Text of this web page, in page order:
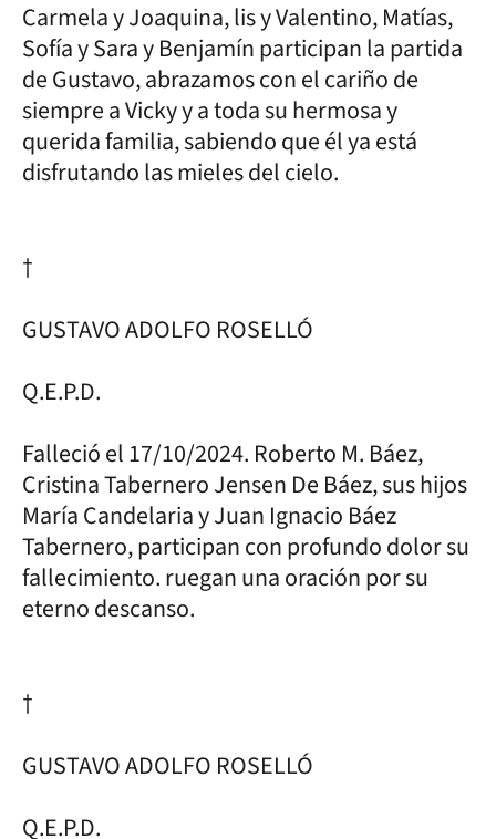
Carmela y Joaquina, lis y Valentino, Matías,
Sofía y Sara y Benjamín participan la partida
de Gustavo, abrazamos con el cariño de
siempre a Vicky y a toda su hermosa y
querida familia, sabiendo que él ya está
disfrutando las mieles del cielo.
†
GUSTAVO ADOLFO ROSELLÓ
Q.E.P.D.
Falleció el 17/10/2024. Roberto M. Báez,
Cristina Tabernero Jensen De Báez, sus hijos
María Candelaria y Juan Ignacio Báez
Tabernero, participan con profundo dolor su
fallecimiento. ruegan una oración por su
eterno descanso.
†
GUSTAVO ADOLFO ROSELLÓ
Q.E.P.D.